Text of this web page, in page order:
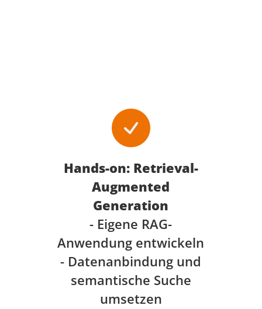
Hands-on: Retrieval-
Augmented
Generation
- Eigene RAG-
Anwendung entwickeln
- Datenanbindung und
semantische Suche
umsetzen